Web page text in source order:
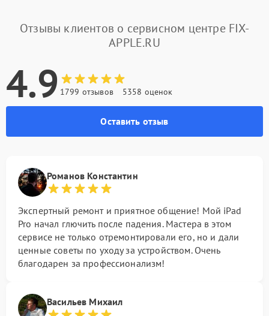
Отзывы клиентов о сервисном центре FIX-
APPLE.RU
4.9 1799 отзывов 5358 оценок
Оставить отзыв
Романов Константин
Экспертный ремонт и приятное общение! Мой iPad
Pro начал глючить после падения. Мастера в этом
сервисе не только отремонтировали его, но и дали
ценные советы по уходу за устройством. Очень
благодарен за профессионализм!
Васильев Михаил